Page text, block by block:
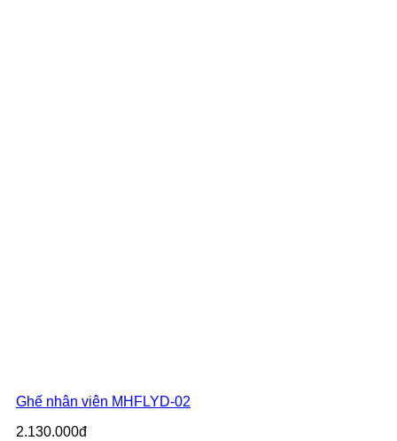
Ghế nhân viên MHFLYD-02
2.130.000đ